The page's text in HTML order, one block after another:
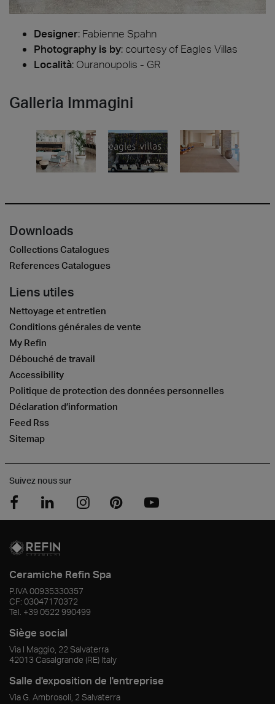
Designer: Fabienne Spahn
Photography is by: courtesy of Eagles Villas
Località: Ouranoupolis - GR
Galleria Immagini
Downloads
Collections Catalogues
References Catalogues
Liens utiles
Nettoyage et entretien
Conditions générales de vente
My Refin
Débouché de travail
Accessibility
Politique de protection des données personnelles
Déclaration d’information
Feed Rss
Sitemap
Suivez nous sur
Ceramiche Refin Spa
P.IVA00935330357
CF: 03047170372
Tel. +39 0522 990499
Siège social
Via I Maggio, 22 Salvaterra
42013 Casalgrande (RE) Italy
Salle d'exposition de l'entreprise
Via G. Ambrosoli, 2 Salvaterra